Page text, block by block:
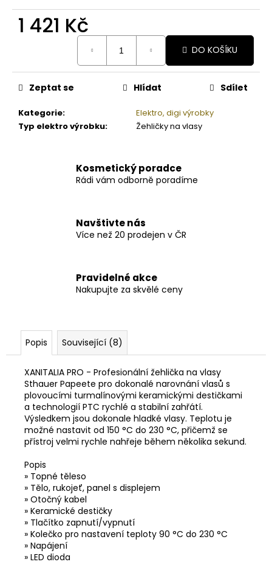
1 421 Kč
DO KOŠÍKU
Kategorie:
Elektro, digi výrobky
Typ elektro výrobku: Žehličky na vlasy
Zeptat se Hlídat Sdílet
Kosmetický poradce
Rádi vám odborně poradíme
Navštivte nás
Více než 20 prodejen v ČR
Pravidelné akce
Nakupujte za skvělé ceny
Popis Související (8)
XANITALIA PRO - Profesionální žehlička na vlasy
Sthauer Papeete pro dokonalé narovnání vlasů s
plovoucími turmalínovými keramickými destičkami
a technologií PTC rychlé a stabilní zahřátí.
Výsledkem jsou dokonale hladké vlasy. Teplotu je
možné nastavit od 150 °C do 230 °C, přičemž se
přístroj velmi rychle nahřeje během několika sekund.
Popis
» Topné těleso
» Tělo, rukojeť, panel s displejem
» Otočný kabel
» Keramické destičky
» Tlačítko zapnutí/vypnutí
» Kolečko pro nastavení teploty 90 °C do 230 °C
» Napájení
» LED dioda